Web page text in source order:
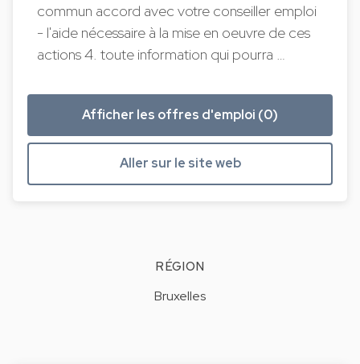
commun accord avec votre conseiller emploi
- l'aide nécessaire à la mise en oeuvre de ces
actions 4. toute information qui pourra …
Afficher les offres d'emploi (0)
Aller sur le site web
RÉGION
Bruxelles